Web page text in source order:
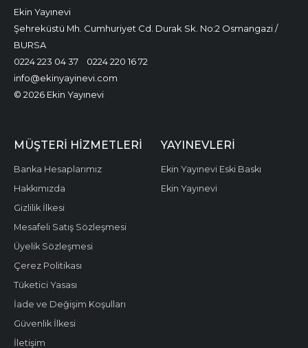
Ekin Yayınevi
Şehreküstü Mh. Cumhuriyet Cd. Durak Sk. No:2 Osmangazi /
BURSA
0224 223 04 37
0224 220 16 72
info@ekinyayinevi.com
© 2026 Ekin Yayınevi
MÜŞTERI HIZMETLERI
Banka Hesaplarımız
Hakkımızda
Gizlilik İlkesi
Mesafeli Satış Sözleşmesi
Üyelik Sözleşmesi
Çerez Politikası
Tüketici Yasası
İade ve Değişim Koşulları
Güvenlik İlkesi
İletişim
YAYINEVLERI
Ekin Yayınevi Eski Baskı
Ekin Yayınevi